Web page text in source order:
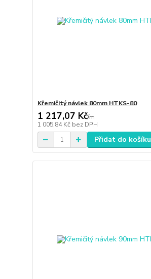
Křemičitý návlek 80mm HTKS-80
1 217,07 Kč/m
1 005,84 Kč bez DPH
Přidat do košíku